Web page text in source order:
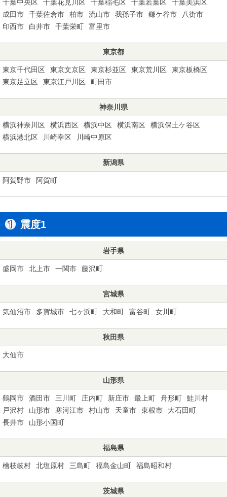
千葉中央区
千葉花見川区 千葉稲毛区 千葉若葉区
千葉美浜区
成田市
千葉佐倉市 柏市 流山市 我孫子市 鎌ケ谷市
八街市
印西市
白井市 千葉栄町 富里市
東京都
東京千代田区 東京文京区 東京杉並区 東京荒川区
東京板橋区
東京足立区
東京江戸川区 町田市
神奈川県
横浜神奈川区 横浜西区 横浜中区 横浜南区
横浜保土ケ谷区
横浜港北区
川崎幸区 川崎中原区
新潟県
阿賀野市 阿賀町
震度1
岩手県
盛岡市 北上市 一関市 藤沢町
宮城県
気仙沼市 多賀城市 七ヶ浜町 大和町 富谷町 女川町
秋田県
大仙市
山形県
鶴岡市 酒田市 三川町 庄内町 新庄市 最上町 舟形町
鮭川村
戸沢村
山形市 寒河江市 村山市 天童市 東根市
大石田町
長井市
山形小国町
福島県
檜枝岐村 北塩原村 三島町 福島金山町 福島昭和村
茨城県